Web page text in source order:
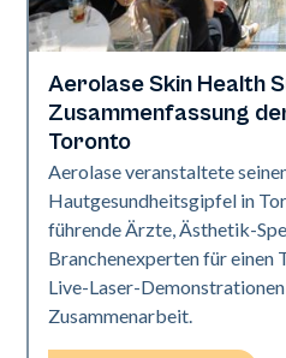
Aerolase-Technologie
Aerolase Skin Health
Zusammenfassung
Toronto
Aerolase veranstaltete
Hautgesundheitsgipfel in
führende Ärzte, Ästhetik-
Branchenexperten für einen
Live-Laser-
Zusammenarbeit.